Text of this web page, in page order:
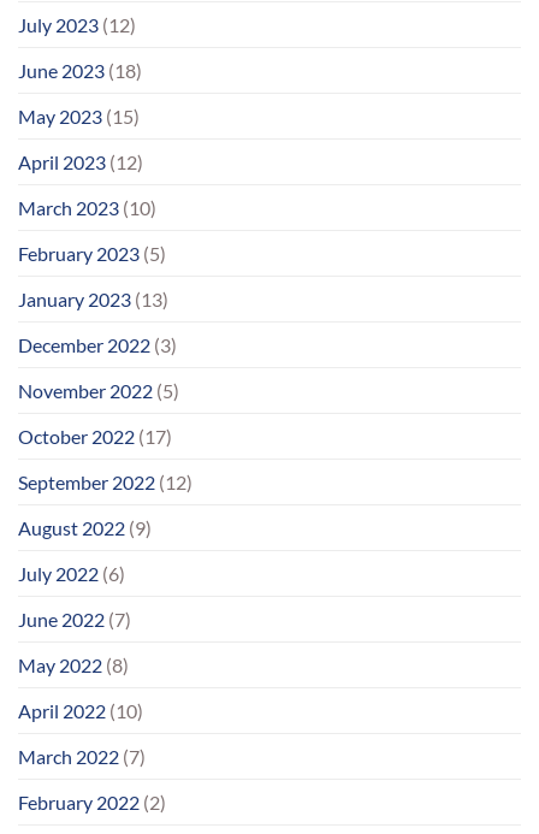
July 2023 (12)
June 2023 (18)
May 2023 (15)
April 2023 (12)
March 2023 (10)
February 2023 (5)
January 2023 (13)
December 2022 (3)
November 2022 (5)
October 2022 (17)
September 2022 (12)
August 2022 (9)
July 2022 (6)
June 2022 (7)
May 2022 (8)
April 2022 (10)
March 2022 (7)
February 2022 (2)